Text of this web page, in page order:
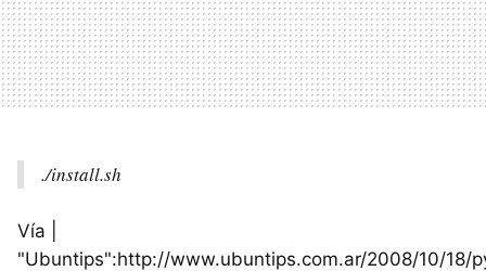
./install.sh
Vía |
"Ubuntips":http://www.ubuntips.com.ar/2008/10/18/